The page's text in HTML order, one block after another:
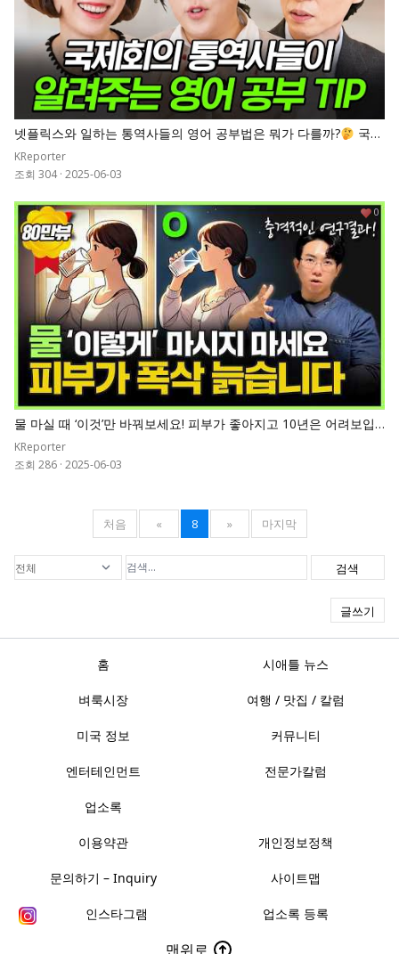
넷플릭스와 일하는 통역사들의 영어 공부법은 뭐가 다를까?
국제
회의 통역사들이 알려주는 영어 공부 TIP
KReporter
조회 304 · 2025-06-03
물 마실 때 ‘이것’만 바꿔보세요! 피부가 좋아지고 10년은 어려보입
니다.ㅣ10년 차 의사가 알려주는 물 마시는 방법
KReporter
조회 286 · 2025-06-03
0
처음 « 8 » 마지막
검색
글쓰기
홈 시애틀 뉴스
벼룩시장 여행 / 맛집 / 칼럼
미국 정보 커뮤니티
엔터테인먼트 전문가칼럼
업소록
이용약관 개인정보정책
문의하기 – Inquiry 사이트맵
인스타그램 업소록 등록
맨위로